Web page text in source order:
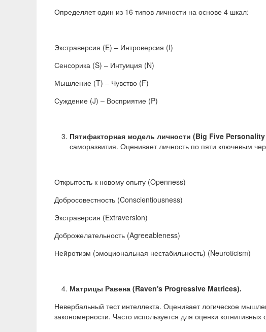
Определяет один из 16 типов личности на основе 4 шкал:
Экстраверсия (E) – Интроверсия (I)
Сенсорика (S) – Интуиция (N)
Мышление (T) – Чувство (F)
Суждение (J) – Восприятие (P)
Пятифакторная модель личности (Big Five Personality
саморазвития. Оценивает личность по пяти ключевым
Открытость к новому опыту (Openness)
Добросовестность (Conscientiousness)
Экстраверсия (Extraversion)
Доброжелательность (Agreeableness)
Нейротизм (эмоциональная нестабильность) (Neuroticism)
Матрицы Равена (Raven's Progressive Matrices).
Невербальный тест интеллекта. Оценивает логическое
закономерности. Часто используется для оценки